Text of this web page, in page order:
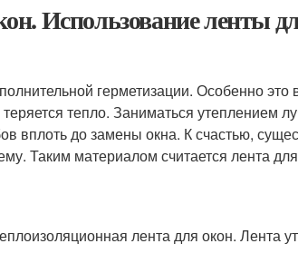
Использование ленты
герметизации. Особенно
тепло. Заниматься утеплением
вплоть до замены окна. К счастью,
Таким материалом считается лента